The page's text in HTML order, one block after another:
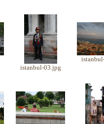
istanbul-03.jpg